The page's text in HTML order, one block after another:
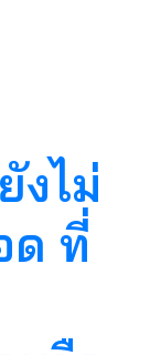
งไม่
ด ที่